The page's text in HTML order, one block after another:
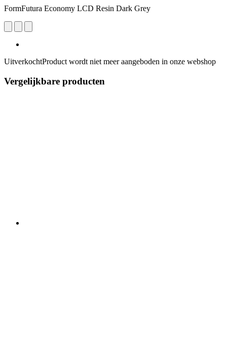
FormFutura Economy LCD Resin Dark Grey
UitverkochtProduct wordt niet meer aangeboden in onze webshop
Vergelijkbare producten